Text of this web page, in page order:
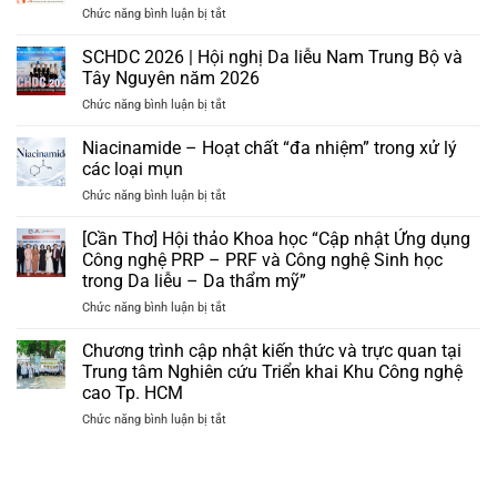
Chức năng bình luận bị tắtở
Phí]
Chuyển
giao
quy
cấp
và
bộ
quà
tặng
giá
3tr
đồng
SCHDC 2026 | Hội nghị Da liễu Nam Trung Bộ và
Tây Nguyên năm 2026
Chức năng bình luận bị tắtở
2026
|
nghị
liễu
Nam
Trung
và
Nguyên
năm
Niacinamide – Hoạt chất “đa nhiệm” trong xử lý
các loại mụn
Chức năng bình luận bị tắtở
–
Hoạt
chất
“đa
nhiệm”
xử
mụn
[Cần Thơ] Hội thảo Khoa học “Cập nhật Ứng dụng
Công nghệ PRP – PRF và Công nghệ Sinh học
trong Da liễu – Da thẩm mỹ”
Chức năng bình luận bị tắtở
Thơ]
Hội
thảo
học
Chương trình cập nhật kiến thức và trực quan tại
Trung tâm Nghiên cứu Triển khai Khu Công nghệ
cao Tp. HCM
Chức năng bình luận bị tắtở